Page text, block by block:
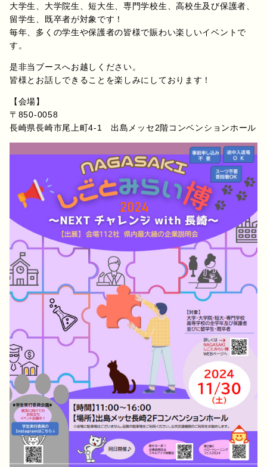
大学生、大学院生、短大生、専門学校生、高校生及び保護者、
留学生、既卒者が対象です！
毎年、多くの学生や保護者の皆様で賑わい楽しいイベントで
す。
是非当ブースへお越しください。
皆様とお話しできることを楽しみにしております！
【会場】
〒850-0058
長崎県長崎市尾上町4-1 出島メッセ2階コンベンションホール